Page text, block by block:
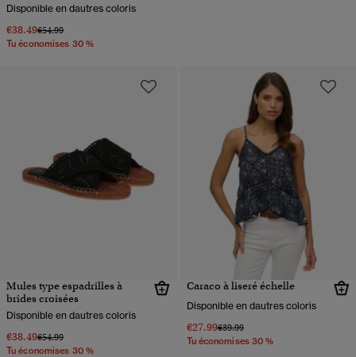
Disponible en dautres coloris
€38.49Prix réduit de
€54.99à
Tu économises 30 %
Mules type espadrilles à
brides croisées
Disponible en dautres coloris
€38.49Prix réduit de
€54.99à
Tu économises 30 %
Caraco à liseré échelle
Disponible en dautres coloris
€27.99Prix réduit de
€39.99à
Tu économises 30 %